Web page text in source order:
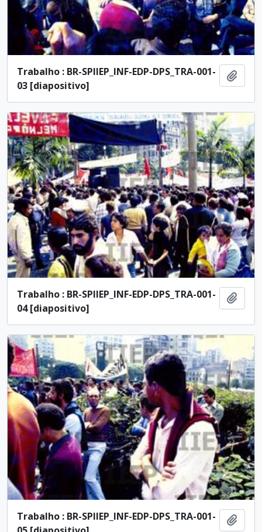
Trabalho : BR-SPIIEP_INF-EDP-DPS_TRA-001-
03 [diapositivo]
Trabalho : BR-SPIIEP_INF-EDP-DPS_TRA-001-
04 [diapositivo]
Trabalho : BR-SPIIEP_INF-EDP-DPS_TRA-001-